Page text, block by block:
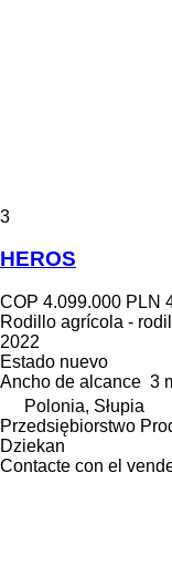
3
HEROS
COP 4.099.000 PLN
Rodillo agrícola -
2022
Estado nuevo
Ancho de alcance 3
Polonia, Słupia
Przedsiębiorstwo
Dziekan
Contacte con el